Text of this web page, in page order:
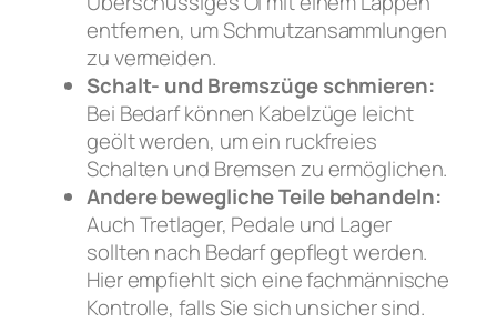
entfernen, um Schmutzansammlungen
zu vermeiden.
Schalt- und Bremszüge schmieren:
Bei Bedarf können Kabelzüge leicht
geölt werden, um ein ruckfreies
Schalten und Bremsen zu ermöglichen.
Andere bewegliche Teile behandeln:
Auch Tretlager, Pedale und Lager
sollten nach Bedarf gepflegt werden.
Hier empfiehlt sich eine fachmännische
Kontrolle, falls Sie sich unsicher sind.